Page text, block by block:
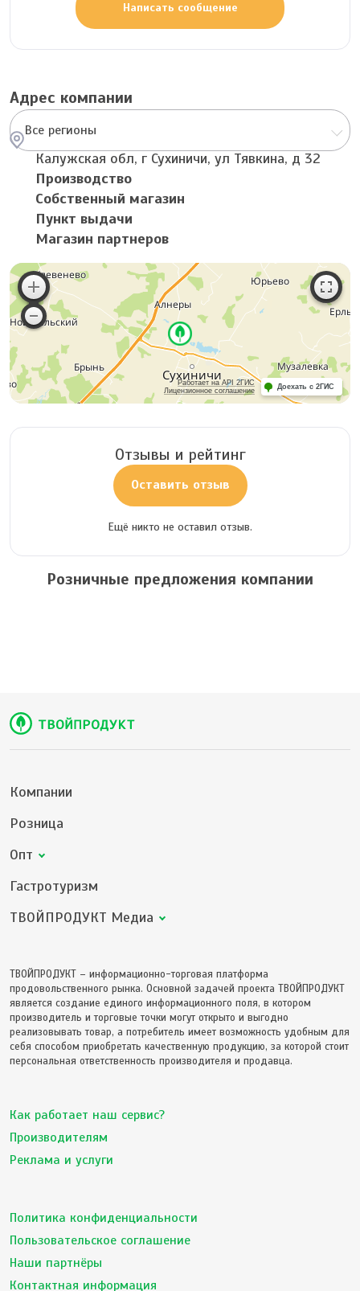
Написать сообщение
Адрес компании
Все регионы
Калужская обл, г Сухиничи, ул Тявкина, д 32
Производство
Собственный магазин
Пункт выдачи
Магазин партнеров
Работает на API 2ГИС
Лицензионное соглашение
Доехать с 2ГИС
Отзывы и рейтинг
Оставить отзыв
Ещё никто не оставил отзыв.
Розничные предложения компании
Компании
Розница
Опт
Гастротуризм
ТВОЙПРОДУКТ Медиа
ТВОЙПРОДУКТ – информационно-торговая платформа
продовольственного рынка. Основной задачей проекта ТВОЙПРОДУКТ
является создание единого информационного поля, в котором
производитель и торговые точки могут открыто и выгодно
реализовывать товар, а потребитель имеет возможность удобным для
себя способом приобретать качественную продукцию, за которой стоит
персональная ответственность производителя и продавца.
Как работает наш сервис?
Производителям
Реклама и услуги
Политика конфиденциальности
Пользовательское соглашение
Наши партнёры
Контактная информация